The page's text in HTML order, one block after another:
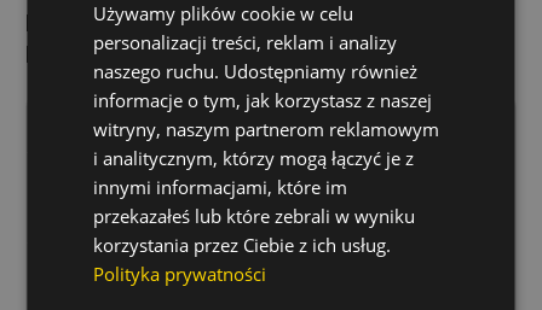
Dane techniczne Łata teleskopowa
kodowa GSS 111 - 5 m.
Model GSS 111
łata teleskopowa kodowa do
niwelatorów cyfrowych
Długość
Używamy plików cookie w celu
personalizacji treści, reklam i analizy
naszego ruchu. Udostępniamy również
informacje o tym, jak korzystasz z naszej
witryny, naszym partnerom reklamowym
i analitycznym, którzy mogą łączyć je z
innymi informacjami, które im
przekazałeś lub które zebrali w wyniku
korzystania przez Ciebie z ich usług.
Polityka prywatności